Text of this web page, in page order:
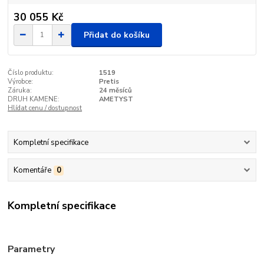
30 055 Kč
Přidat do košíku
Číslo produktu:
1519
Výrobce:
Pretis
Záruka:
24 měsíců
DRUH KAMENE:
AMETYST
Hlídat cenu / dostupnost
Kompletní specifikace
Komentáře 0
Kompletní specifikace
Parametry